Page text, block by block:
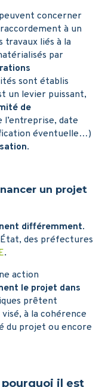
concerner
à un
travaux liés à la
par
sont établis
un levier puissant,
de
date
éventuelle…)
.
un projet
différemment.
des préfectures
.
action
le projet dans
prêtent
à la cohérence
du projet ou encore
pourquoi il est